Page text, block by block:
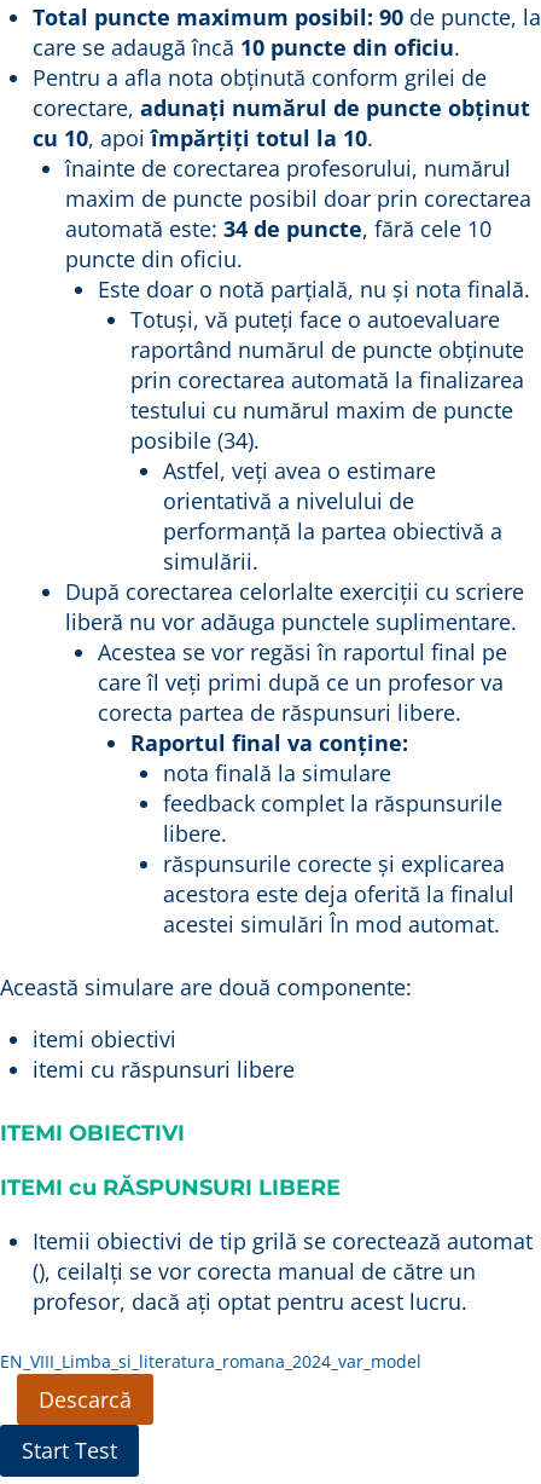
Total puncte maximum posibil: 90 de puncte, la
care se adaugă încă 10 puncte din oficiu.
Pentru a afla nota obținută conform grilei de
corectare, adunați numărul de puncte obținut
cu 10, apoi împărțiți totul la 10.
înainte de corectarea profesorului, numărul
maxim de puncte posibil doar prin corectarea
automată este: 34 de puncte, fără cele 10
puncte din oficiu.
Este doar o notă parțială, nu și nota finală.
Totuși, vă puteți face o autoevaluare
raportând numărul de puncte obținute
prin corectarea automată la finalizarea
testului cu numărul maxim de puncte
posibile (34).
Astfel, veți avea o estimare
orientativă a nivelului de
performanță la partea obiectivă a
simulării.
După corectarea celorlalte exerciții cu scriere
liberă nu vor adăuga punctele suplimentare.
Acestea se vor regăsi în raportul final pe
care îl veți primi după ce un profesor va
corecta partea de răspunsuri libere.
Raportul final va conține:
nota finală la simulare
feedback complet la răspunsurile
libere.
răspunsurile corecte și explicarea
acestora este deja oferită la finalul
acestei simulări În mod automat.
Această simulare are două componente:
itemi obiectivi
itemi cu răspunsuri libere
ITEMI OBIECTIVI
ITEMI cu RĂSPUNSURI LIBERE
Itemii obiectivi de tip grilă se corectează automat
(), ceilalți se vor corecta manual de către un
profesor, dacă ați optat pentru acest lucru.
EN_VIII_Limba_si_literatura_romana_2024_var_model
Descarcă